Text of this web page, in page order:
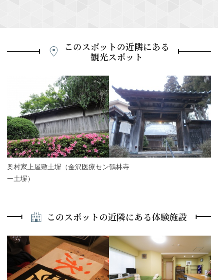
このスポットの近隣にある
観光スポット
i
o
u
s
旧奥村家上屋敷土塀（金沢医療セン
ター土塀）
鶴林寺
N
e
x
t
このスポットの近隣にある体験施設
P
r
v
N
e